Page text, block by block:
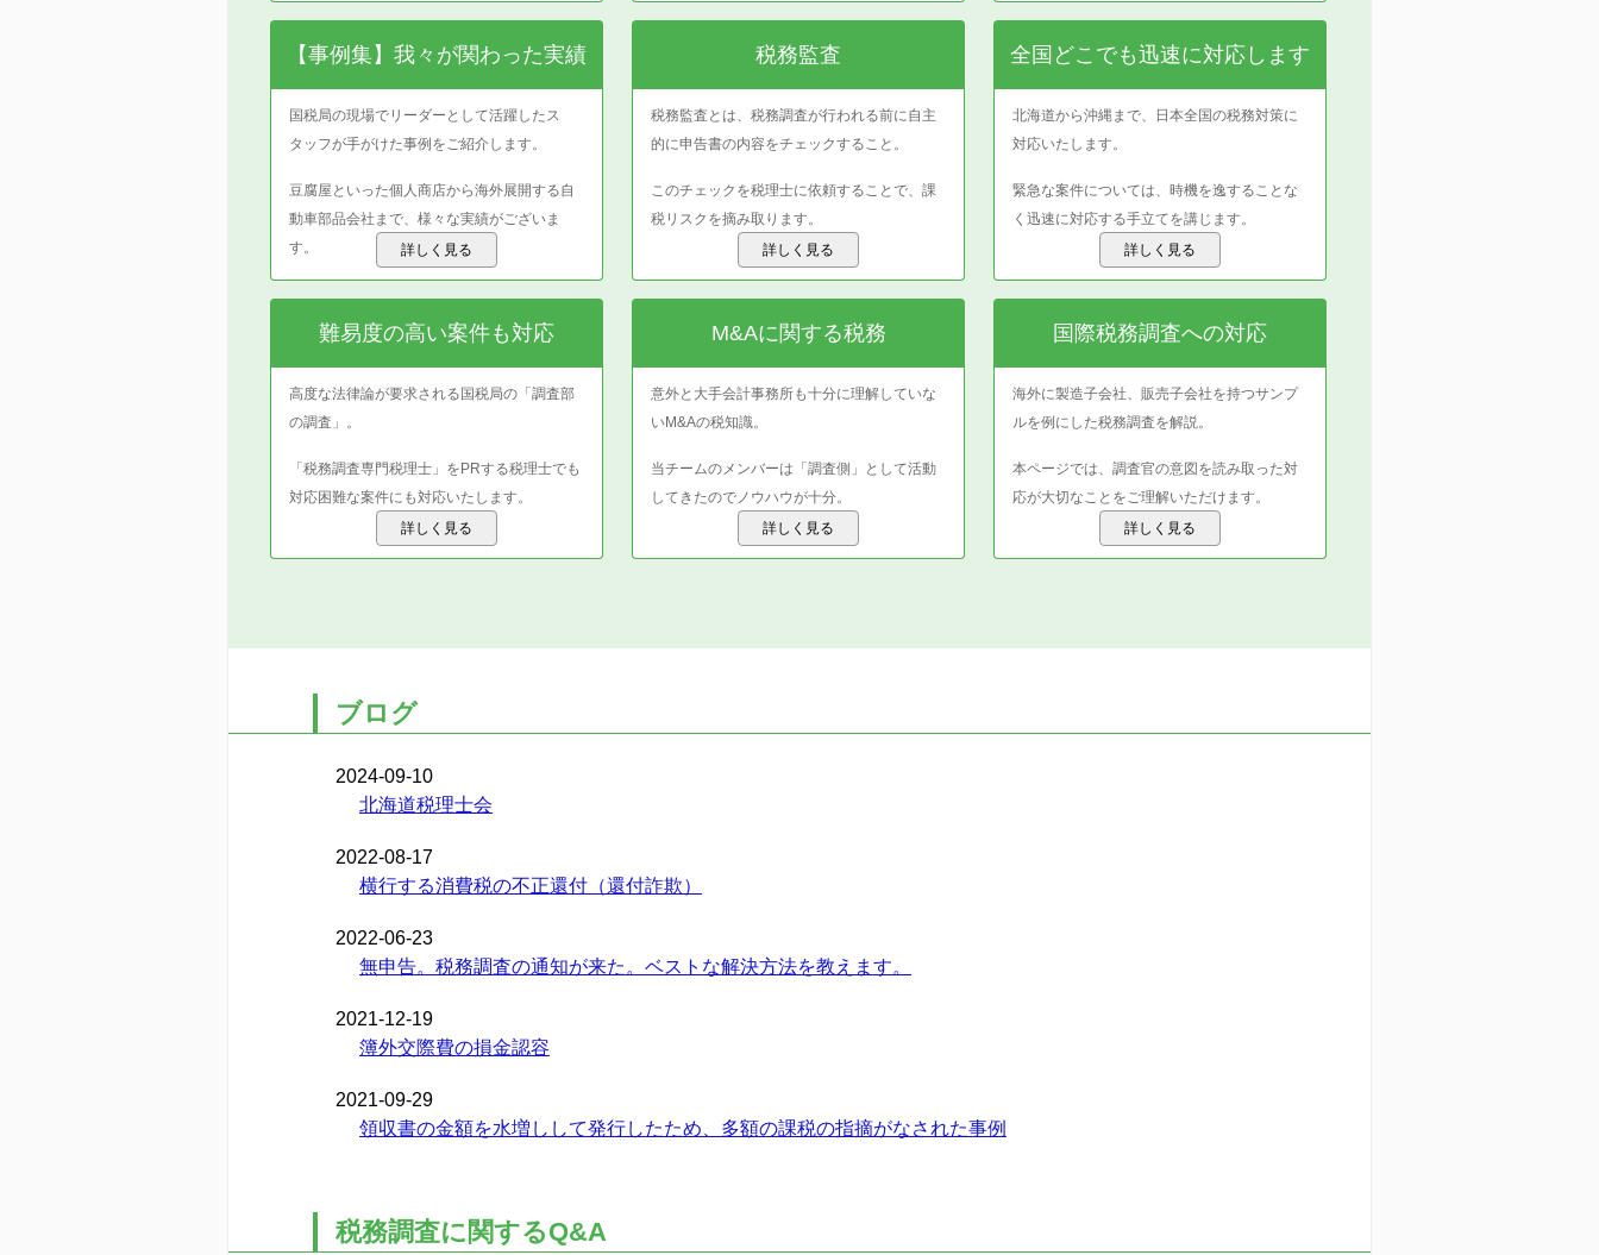
【事例集】我々が関わった実績
国税局の現場でリーダーとして活躍したス
タッフが手がけた事例をご紹介します。
豆腐屋といった個人商店から海外展開する自
動車部品会社まで、様々な実績がございま
す。
詳しく見る
税務監査
税務監査とは、税務調査が行われる前に自主
的に申告書の内容をチェックすること。
このチェックを税理士に依頼することで、課
税リスクを摘み取ります。
詳しく見る
全国どこでも迅速に対応します
北海道から沖縄まで、日本全国の税務対策に
対応いたします。
緊急な案件については、時機を逸することな
く迅速に対応する手立てを講じます。
詳しく見る
難易度の高い案件も対応
高度な法律論が要求される国税局の「調査部
の調査」。
「税務調査専門税理士」をPRする税理士でも
対応困難な案件にも対応いたします。
詳しく見る
M&Aに関する税務
意外と大手会計事務所も十分に理解していな
いM&Aの税知識。
当チームのメンバーは「調査側」として活動
してきたのでノウハウが十分。
詳しく見る
国際税務調査への対応
海外に製造子会社、販売子会社を持つサンプ
ルを例にした税務調査を解説。
本ページでは、調査官の意図を読み取った対
応が大切なことをご理解いただけます。
詳しく見る
ブログ
2024-09-10
北海道税理士会
2022-08-17
横行する消費税の不正還付（還付詐欺）
2022-06-23
無申告。税務調査の通知が来た。ベストな解決方法を教えます。
2021-12-19
簿外交際費の損金認容
2021-09-29
領収書の金額を水増しして発行したため、多額の課税の指摘がなされた事例
税務調査に関するQ&A